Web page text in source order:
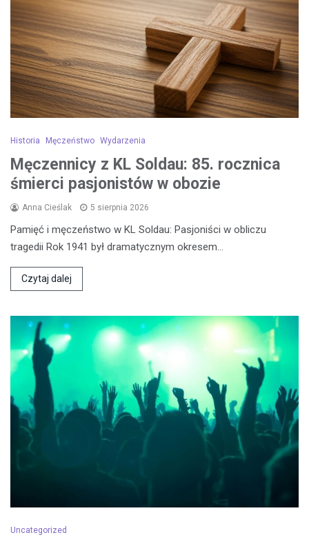
Historia Męczeństwo Wydarzenia
Męczennicy z KL Soldau: 85. rocznica
śmierci pasjonistów w obozie
Anna Cieślak 5 sierpnia 2026
Pamięć i męczeństwo w KL Soldau: Pasjoniści w obliczu
tragedii Rok 1941 był dramatycznym okresem…
Czytaj dalej
Uncategorized